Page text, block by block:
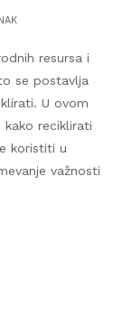
resursa i
se postavlja
U ovom
kako reciklirati
koristiti u
važnosti